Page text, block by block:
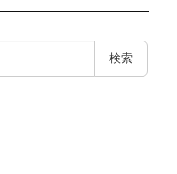
検索